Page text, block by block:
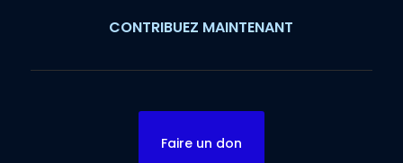
CONTRIBUEZ MAINTENANT
Faire un don